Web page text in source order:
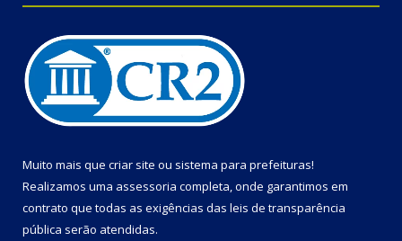
Muito mais que criar site ou sistema para prefeituras!
Realizamos uma assessoria completa, onde garantimos em
contrato que todas as exigências das leis de transparência
pública serão atendidas.